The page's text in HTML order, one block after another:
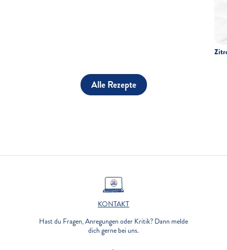
Alle Rezepte
KONTAKT
Hast du Fragen, Anregungen oder Kritik? Dann melde
dich gerne bei uns.